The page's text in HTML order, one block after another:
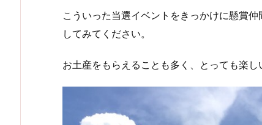
こういった当選イベントをきっかけに懸賞
してみてください。
お土産をもらえることも多く、とっても楽し